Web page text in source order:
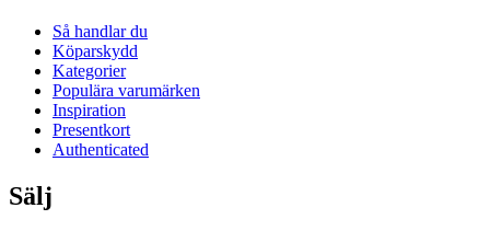
Så handlar du
Köparskydd
Kategorier
Populära varumärken
Inspiration
Presentkort
Authenticated
Sälj